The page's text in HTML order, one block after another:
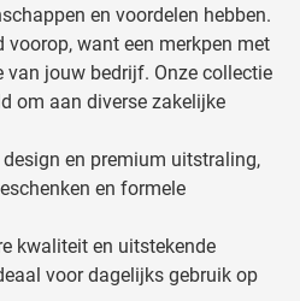
en voordelen hebben.
want een merkpen met
van jouw bedrijf. Onze collectie
om aan diverse zakelijke
en premium uitstraling,
en formele
kwaliteit en uitstekende
voor dagelijks gebruik op